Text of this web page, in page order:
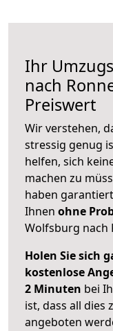
Ihr
nach
Preiswert
Wir verstehen,
stressig genug
helfen, sich
machen zu
haben
Ihnen ohne
Wolfsburg nach
Holen Sie sich
kostenlose
2 Minuten bei
ist, dass all dies
angeboten